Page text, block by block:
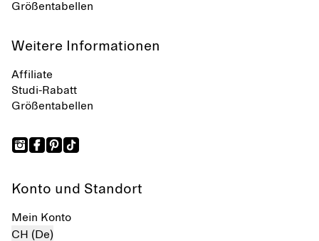
Größentabellen
Weitere Informationen
Affiliate
Studi-Rabatt
Größentabellen
Konto und Standort
Mein Konto
CH (De)